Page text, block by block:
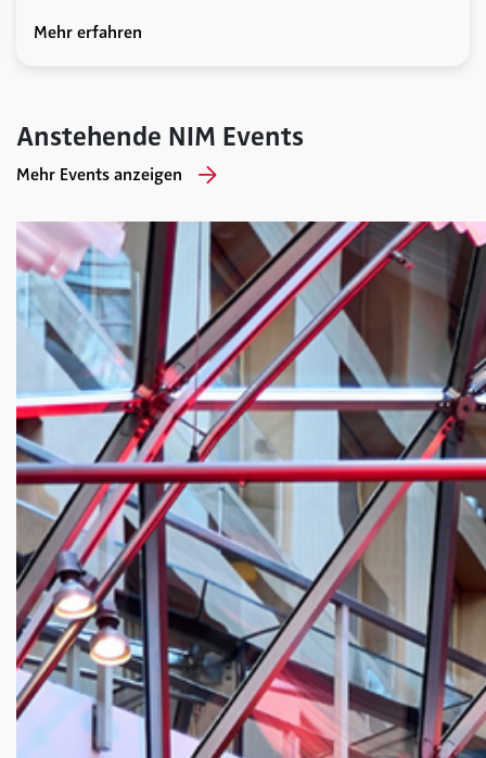
Mehr erfahren
Anstehende NIM Events
Mehr Events anzeigen